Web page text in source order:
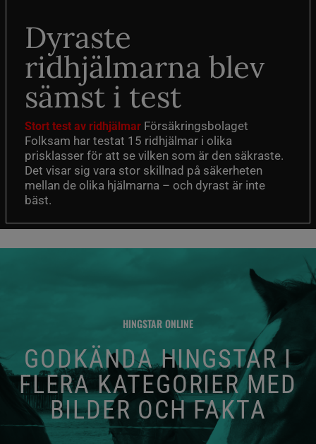
Dyraste
ridhjälmarna blev
sämst i test
Stort test av ridhjälmar Försäkringsbolaget
Folksam har testat 15 ridhjälmar i olika
prisklasser för att se vilken som är den säkraste.
Det visar sig vara stor skillnad på säkerheten
mellan de olika hjälmarna – och dyrast är inte
bäst.
HINGSTAR ONLINE
GODKÄNDA HINGSTAR I
FLERA KATEGORIER MED
BILDER OCH FAKTA